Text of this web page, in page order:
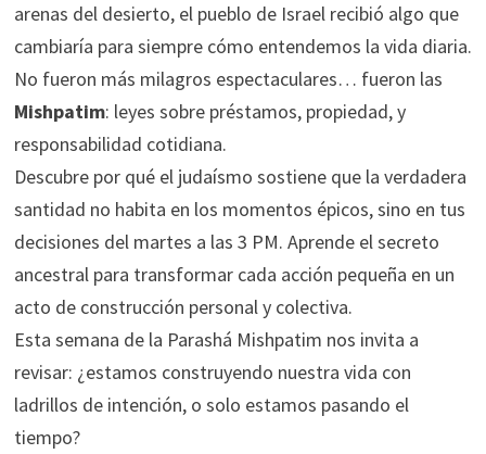
arenas del desierto, el pueblo de Israel recibió algo que
cambiaría para siempre cómo entendemos la vida diaria.
No fueron más milagros espectaculares… fueron las
Mishpatim: leyes sobre préstamos, propiedad, y
responsabilidad cotidiana.
Descubre por qué el judaísmo sostiene que la verdadera
santidad no habita en los momentos épicos, sino en tus
decisiones del martes a las 3 PM. Aprende el secreto
ancestral para transformar cada acción pequeña en un
acto de construcción personal y colectiva.
Esta semana de la Parashá Mishpatim nos invita a
revisar: ¿estamos construyendo nuestra vida con
ladrillos de intención, o solo estamos pasando el
tiempo?